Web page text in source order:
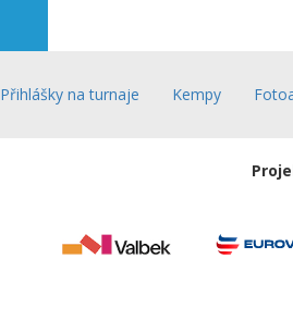
Přihlášky na turnaje Kempy